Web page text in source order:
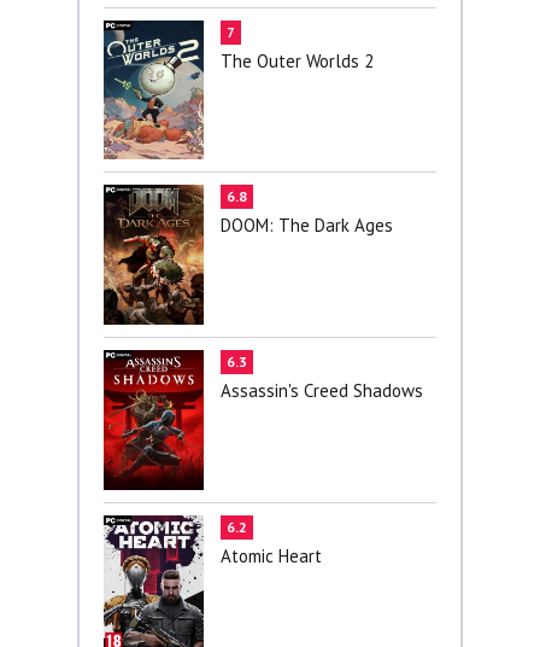
7
The Outer Worlds 2
6.8
DOOM: The Dark Ages
6.3
Assassin's Creed Shadows
6.2
Atomic Heart